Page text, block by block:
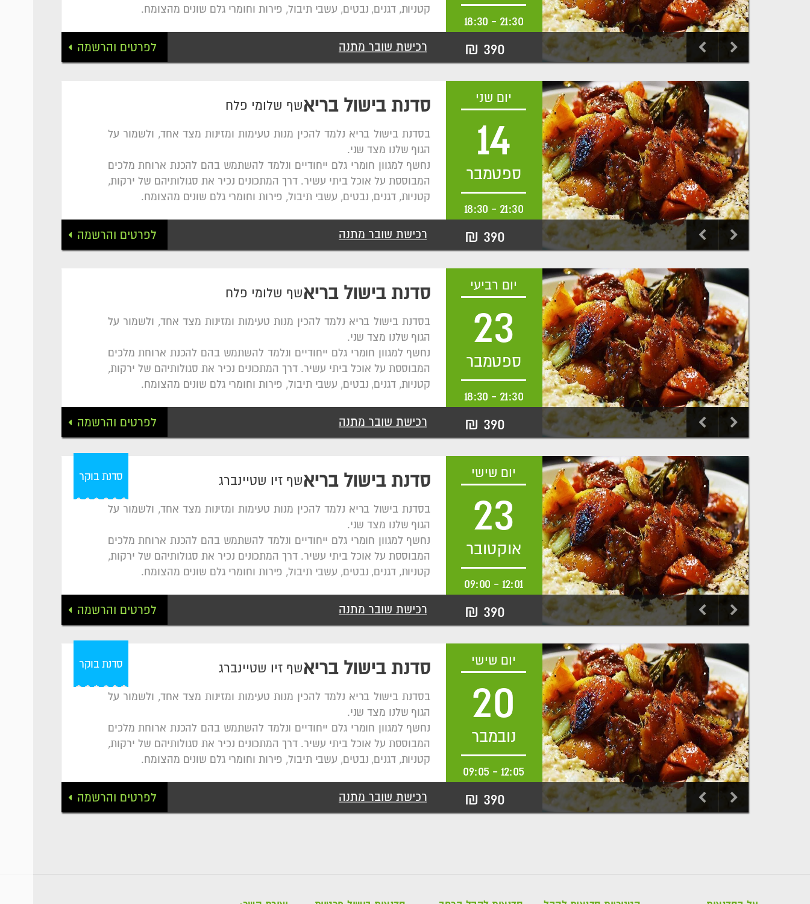
21:30
-
18:30
קטניות, דגנים, נבטים, עשבי תיבול, פירות וחומרי גלם שונים מהצומח.
390 ₪ רכישת שובר מתנה לפרטים והרשמה
יום שני
14
ספטמבר
21:30
-
18:30
סדנת בישול בריאשף שלומי פלח
בסדנת בישול בריא נלמד להכין מנות טעימות ומזינות מצד אחד, ולשמור על
הגוף שלנו מצד שני.
נחשף למגוון חומרי גלם ייחודיים ונלמד להשתמש בהם להכנת ארוחת מלכים
המבוססת על אוכל ביתי עשיר. דרך המתכונים נכיר את סגולותיהם של ירקות,
קטניות, דגנים, נבטים, עשבי תיבול, פירות וחומרי גלם שונים מהצומח.
390 ₪ רכישת שובר מתנה לפרטים והרשמה
יום רביעי
23
ספטמבר
21:30
-
18:30
סדנת בישול בריאשף שלומי פלח
בסדנת בישול בריא נלמד להכין מנות טעימות ומזינות מצד אחד, ולשמור על
הגוף שלנו מצד שני.
נחשף למגוון חומרי גלם ייחודיים ונלמד להשתמש בהם להכנת ארוחת מלכים
המבוססת על אוכל ביתי עשיר. דרך המתכונים נכיר את סגולותיהם של ירקות,
קטניות, דגנים, נבטים, עשבי תיבול, פירות וחומרי גלם שונים מהצומח.
390 ₪ רכישת שובר מתנה לפרטים והרשמה
יום שישי
23
אוקטובר
12:01
-
09:00
סדנת בוקר סדנת בישול בריאשף זיו שטיינברג
בסדנת בישול בריא נלמד להכין מנות טעימות ומזינות מצד אחד, ולשמור על
הגוף שלנו מצד שני.
נחשף למגוון חומרי גלם ייחודיים ונלמד להשתמש בהם להכנת ארוחת מלכים
המבוססת על אוכל ביתי עשיר. דרך המתכונים נכיר את סגולותיהם של ירקות,
קטניות, דגנים, נבטים, עשבי תיבול, פירות וחומרי גלם שונים מהצומח.
390 ₪ רכישת שובר מתנה לפרטים והרשמה
יום שישי
20
נובמבר
12:05
-
09:05
סדנת בוקר סדנת בישול בריאשף זיו שטיינברג
בסדנת בישול בריא נלמד להכין מנות טעימות ומזינות מצד אחד, ולשמור על
הגוף שלנו מצד שני.
נחשף למגוון חומרי גלם ייחודיים ונלמד להשתמש בהם להכנת ארוחת מלכים
המבוססת על אוכל ביתי עשיר. דרך המתכונים נכיר את סגולותיהם של ירקות,
קטניות, דגנים, נבטים, עשבי תיבול, פירות וחומרי גלם שונים מהצומח.
390 ₪ רכישת שובר מתנה לפרטים והרשמה